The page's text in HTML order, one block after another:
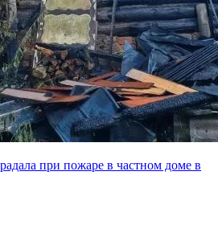
при пожаре в частном доме в